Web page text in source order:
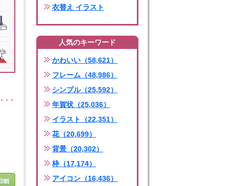
衣替え イラスト
人気のキーワード
かわいい（58,621）
フレーム（48,986）
シンプル（25,592）
年賀状（25,036）
イラスト（22,351）
花（20,699）
背景（20,302）
枠（17,174）
アイコン（16,436）